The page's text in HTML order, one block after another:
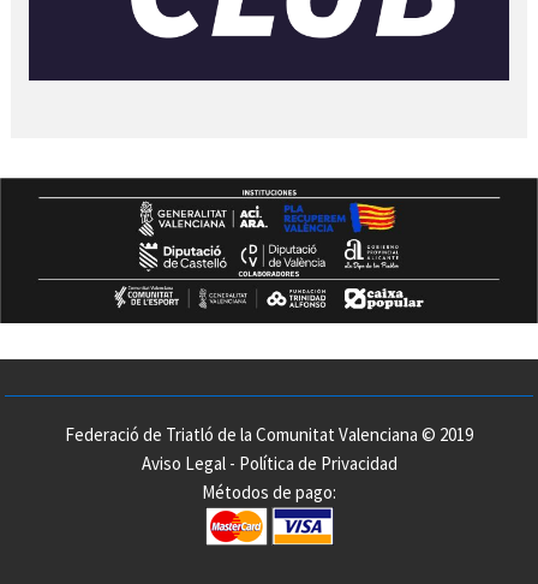
Federació de Triatló de la Comunitat Valenciana © 2019
Aviso Legal- Política de Privacidad
Métodos de pago: